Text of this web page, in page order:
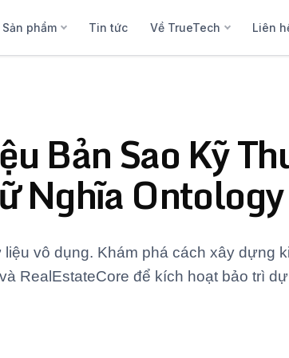
Sản phẩm Tin tức Về TrueTech Liên
Bản Sao Kỹ
Nghĩa Ontology
vô dụng. Khám phá cách xây dựng
RealEstateCore để kích hoạt bảo trì